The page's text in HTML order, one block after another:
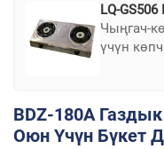
LQ-
Чыңгач-
үчүн
жеңишке
алdana
BDZ-180A
Оюн Үчүн Бүкет